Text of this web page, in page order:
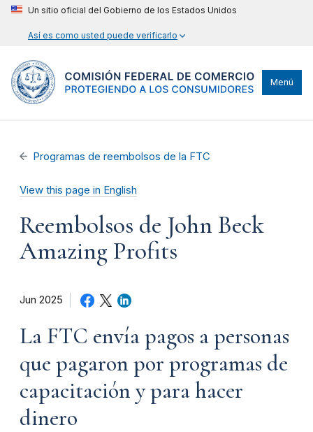
Un sitio oficial del Gobierno de los Estados Unidos
Así es como usted puede verificarlo
Menú
Programas de reembolsos de la FTC
View this page in English
Reembolsos de John Beck
Amazing Profits
Jun 2025
La FTC envía pagos a personas
que pagaron por programas de
capacitación y para hacer
dinero